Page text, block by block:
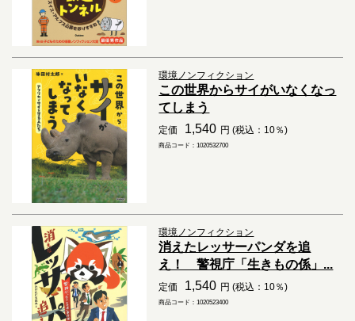
環境ノンフィクション
この世界からサイがいなくなっ
てしまう
定価 1,540 円 (税込：10％)
商品コード：1020532700
環境ノンフィクション
消えたレッサーパンダを追
え！ 警視庁「生きもの係」...
定価 1,540 円 (税込：10％)
商品コード：1020523400